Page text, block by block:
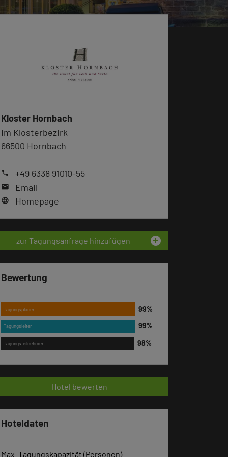
Kloster Hornbach
Im Klosterbezirk
66500 Hornbach
phone +49 6338 91010-55
mail Email
language Homepage
zur Tagungsanfrage hinzufügen add_circle
Bewertung
Tagungsplaner
Tagungsleiter
Tagungsteilnehmer
Hotel bewerten
Hoteldaten
Max. Tagungskapazität (Personen)